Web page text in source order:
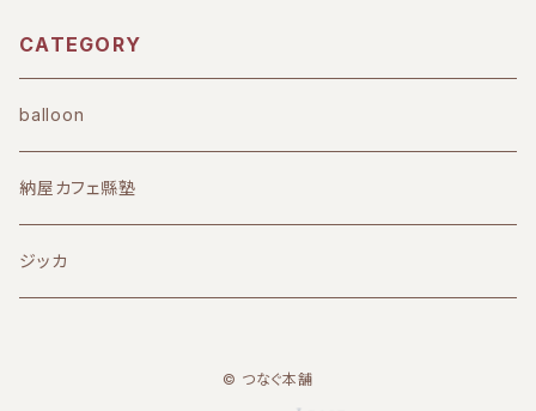
CATEGORY
balloon
納屋カフェ縣塾
ジッカ
© つなぐ本舗